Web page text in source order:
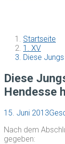
Startseite
1. XV
Diese
Diese
Hendesse
15. Juni 2013
Nach dem
gegeben: